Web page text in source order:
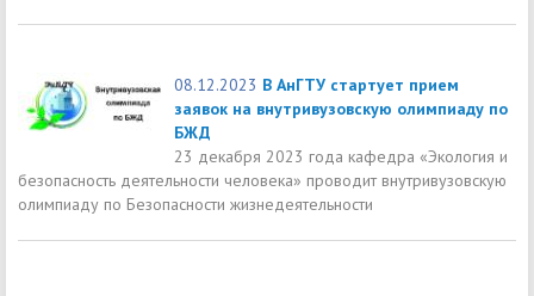
08.12.2023 В АнГТУ стартует прием
заявок на внутривузовскую олимпиаду по
БЖД
23 декабря 2023 года кафедра «Экология и
безопасность деятельности человека» проводит внутривузовскую
олимпиаду по Безопасности жизнедеятельности